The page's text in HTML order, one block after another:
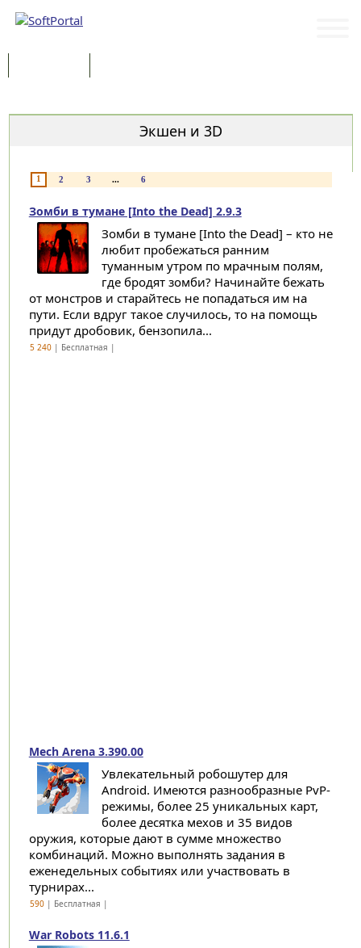
Экшен и 3D
1 2 3 ... 6
Зомби в тумане [Into the Dead] 2.9.3
Зомби в тумане [Into the Dead] – кто не
любит пробежаться ранним
туманным утром по мрачным полям,
где бродят зомби? Начинайте бежать
от монстров и старайтесь не попадаться им на
пути. Если вдруг такое случилось, то на помощь
придут дробовик, бензопила...
5 240| Бесплатная |
Mech Arena 3.390.00
Увлекательный робошутер для
Android. Имеются разнообразные PvP-
режимы, более 25 уникальных карт,
более десятка мехов и 35 видов
оружия, которые дают в сумме множество
комбинаций. Можно выполнять задания в
еженедельных событиях или участвовать в
турнирах...
590| Бесплатная |
War Robots 11.6.1